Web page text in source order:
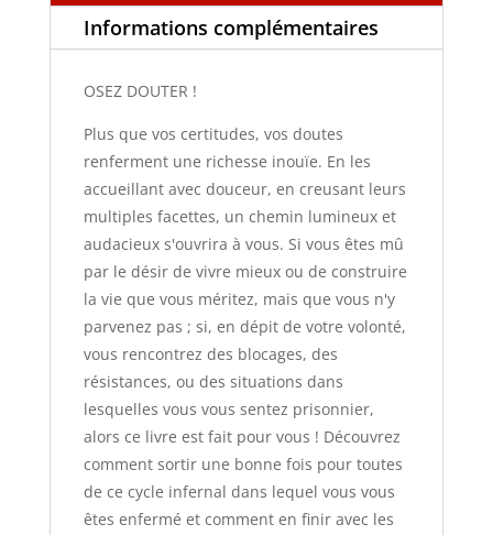
Informations complémentaires
OSEZ DOUTER !
Plus que vos certitudes, vos doutes
renferment une richesse inouïe. En les
accueillant avec douceur, en creusant leurs
multiples facettes, un chemin lumineux et
audacieux s'ouvrira à vous. Si vous êtes mû
par le désir de vivre mieux ou de construire
la vie que vous méritez, mais que vous n'y
parvenez pas ; si, en dépit de votre volonté,
vous rencontrez des blocages, des
résistances, ou des situations dans
lesquelles vous vous sentez prisonnier,
alors ce livre est fait pour vous ! Découvrez
comment sortir une bonne fois pour toutes
de ce cycle infernal dans lequel vous vous
êtes enfermé et comment en finir avec les